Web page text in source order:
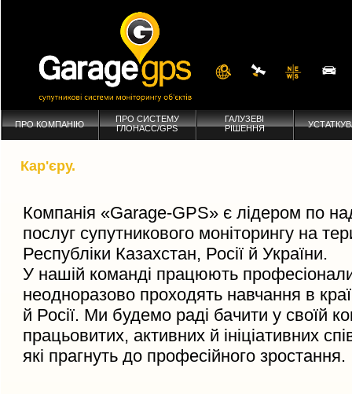
ПРО КОМПАНІЮ
ПРО СИСТЕМУ
ГЛОНАСС/GPS
ГАЛУЗЕВІ
РІШЕННЯ
Кар'єру.
Компанія «Garage-GPS» є лідером по
послуг супутникового моніторингу на
Республіки Казахстан, Росії й України.
У нашій команді працюють
неодноразово проходять навчання в
й Росії. Ми будемо раді бачити у своїй
працьовитих, активних й ініціативних
які прагнуть до професійного зростання.